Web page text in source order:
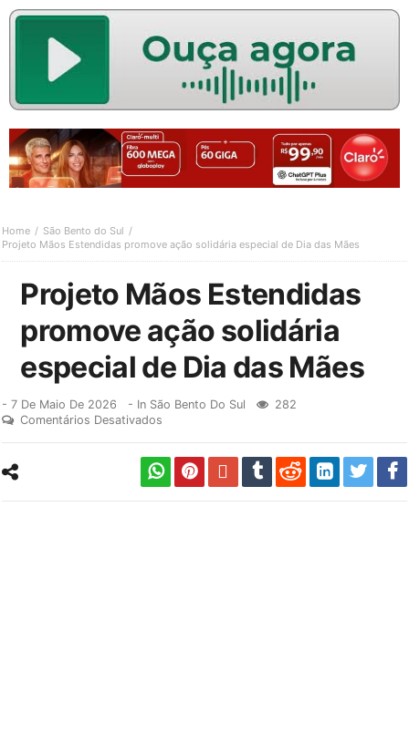
Home
São Bento do Sul
Projeto Mãos Estendidas promove ação solidária especial de Dia das Mães
Projeto Mãos Estendidas
promove ação solidária
especial de Dia das Mães
-7 De Maio De 2026 - In São Bento Do Sul
282
Comentários Desativados